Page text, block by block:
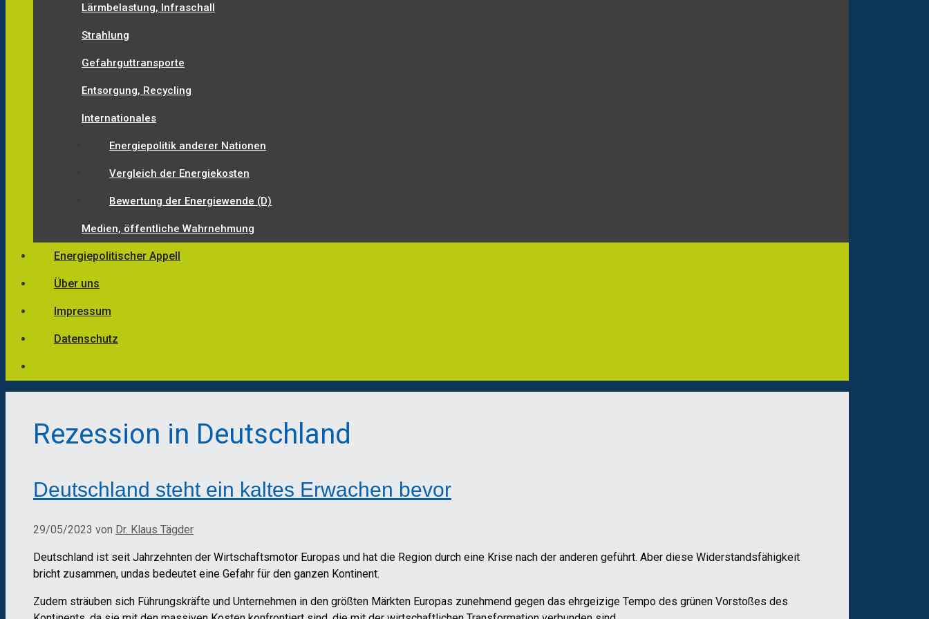
Lärmbelastung, Infraschall
Strahlung
Gefahrguttransporte
Entsorgung, Recycling
Internationales
Energiepolitik anderer Nationen
Vergleich der Energiekosten
Bewertung der Energiewende (D)
Medien, öffentliche Wahrnehmung
Energiepolitischer Appell
Über uns
Impressum
Datenschutz
Rezession in Deutschland
Deutschland steht ein kaltes Erwachen bevor
29/05/2023 von Dr. Klaus Tägder
Deutschland ist seit Jahrzehnten der Wirtschaftsmotor Europas und hat die Region durch eine Krise nach der anderen geführt. Aber diese Widerstandsfähigkeit
bricht zusammen, undas bedeutet eine Gefahr für den ganzen Kontinent.
Zudem sträuben sich Führungskräfte und Unternehmen in den größten Märkten Europas zunehmend gegen das ehrgeizige Tempo des grünen Vorstoßes des